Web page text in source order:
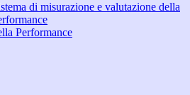
di misurazione e valutazione della
Performance